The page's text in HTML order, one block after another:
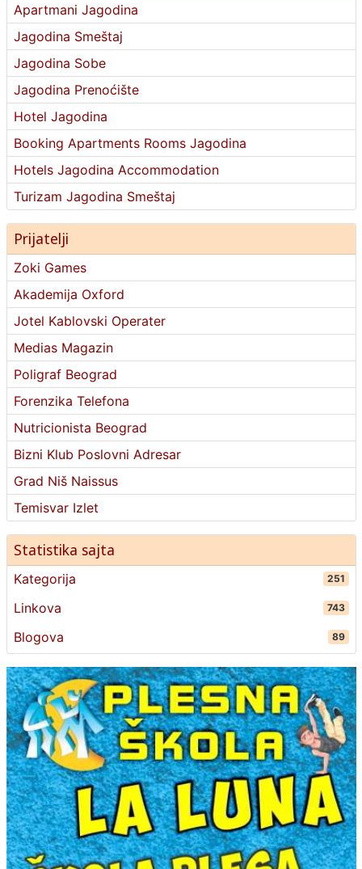
Apartmani Jagodina
Jagodina Smeštaj
Jagodina Sobe
Jagodina Prenoćište
Hotel Jagodina
Booking Apartments Rooms Jagodina
Hotels Jagodina Accommodation
Turizam Jagodina Smeštaj
Prijatelji
Zoki Games
Akademija Oxford
Jotel Kablovski Operater
Medias Magazin
Poligraf Beograd
Forenzika Telefona
Nutricionista Beograd
Bizni Klub Poslovni Adresar
Grad Niš Naissus
Temisvar Izlet
Statistika sajta
Kategorija 251
Linkova 743
Blogova 89